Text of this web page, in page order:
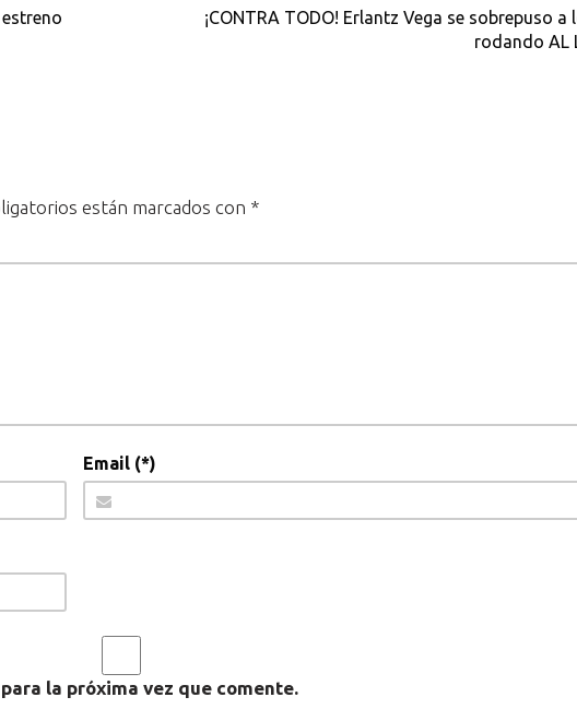
estreno
¡CONTRA TODO! Erlantz Vega se sobrepuso
rodando AL
están marcados con *
Email (*)
la próxima vez que comente.